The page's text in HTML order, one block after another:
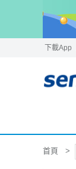
下載App
首頁